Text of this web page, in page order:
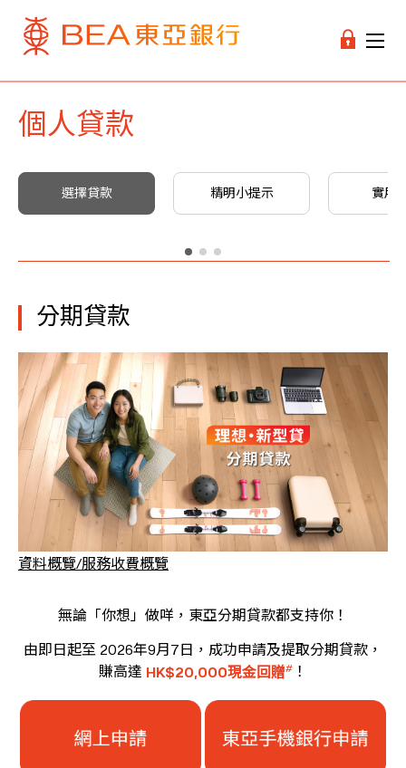
個人貸款
選擇貸款 精明小提示 實用
分期貸款
資料概覽/服務收費概覽
無論「你想」做咩，東亞分期貸款都支持你！
由即日起至 2026年9月7日，成功申請及提取分期貸款，
賺高達 HK$20,000現金回贈# ！